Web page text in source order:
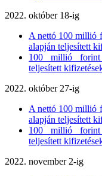
2022. október 18-ig
A nettó 100 millió
alapján teljesített
100 millió forint
teljesített
2022. október 27-ig
A nettó 100 millió
alapján teljesített
100 millió forint
teljesített
2022. november 2-ig